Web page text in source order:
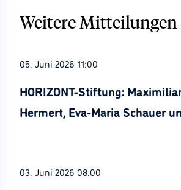
Weitere Mitteilungen
05. Juni 2026 11:00
HORIZONT-Stiftung:
Hermert, Eva-Maria Schauer
03. Juni 2026 08:00